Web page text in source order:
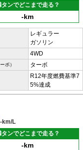
タンでどこまで走る？
-km
レギュラー
ガソリン
4WD
ボ） ターボ
R12年度燃費基準7
5%達成
-km/L
タンでどこまで走る？
-km